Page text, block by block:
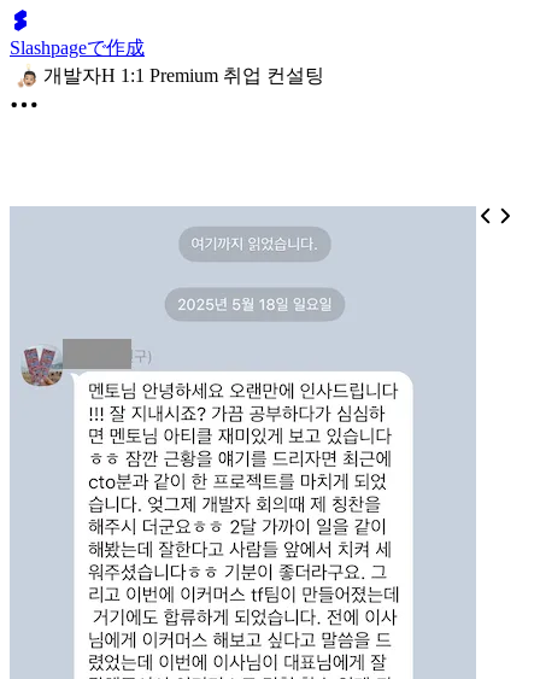
Slashpageで作成
개발자H 1:1 Premium 취업 컨설팅